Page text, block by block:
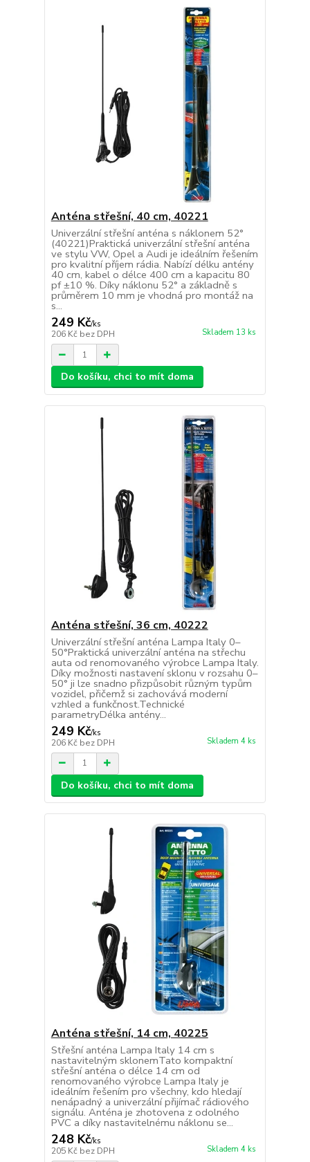
Anténa střešní, 40 cm, 40221
Univerzální střešní anténa s náklonem 52°
(40221)Praktická univerzální střešní anténa
ve stylu VW, Opel a Audi je ideálním řešením
pro kvalitní příjem rádia. Nabízí délku antény
40 cm, kabel o délce 400 cm a kapacitu 80
pf ±10 %. Díky náklonu 52° a základně s
průměrem 10 mm je vhodná pro montáž na
s...
249 Kč/ks
206 Kč bez DPH Skladem 13 ks
Do košíku, chci to mít doma
Anténa střešní, 36 cm, 40222
Univerzální střešní anténa Lampa Italy 0–
50°Praktická univerzální anténa na střechu
auta od renomovaného výrobce Lampa Italy.
Díky možnosti nastavení sklonu v rozsahu 0–
50° ji lze snadno přizpůsobit různým typům
vozidel, přičemž si zachovává moderní
vzhled a funkčnost.Technické
parametryDélka antény...
249 Kč/ks
206 Kč bez DPH Skladem 4 ks
Do košíku, chci to mít doma
Anténa střešní, 14 cm, 40225
Střešní anténa Lampa Italy 14 cm s
nastavitelným sklonemTato kompaktní
střešní anténa o délce 14 cm od
renomovaného výrobce Lampa Italy je
ideálním řešením pro všechny, kdo hledají
nenápadný a univerzální přijímač rádiového
signálu. Anténa je zhotovena z odolného
PVC a díky nastavitelnému náklonu se...
248 Kč/ks
205 Kč bez DPH Skladem 4 ks